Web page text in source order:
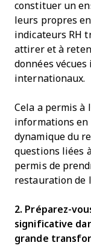
constituer un
leurs propres
indicateurs RH
attirer et à
données
internationaux.
Cela a permis à
informations en
dynamique du
questions liées
permis de
restauration de
2. Préparez-
significative
grande